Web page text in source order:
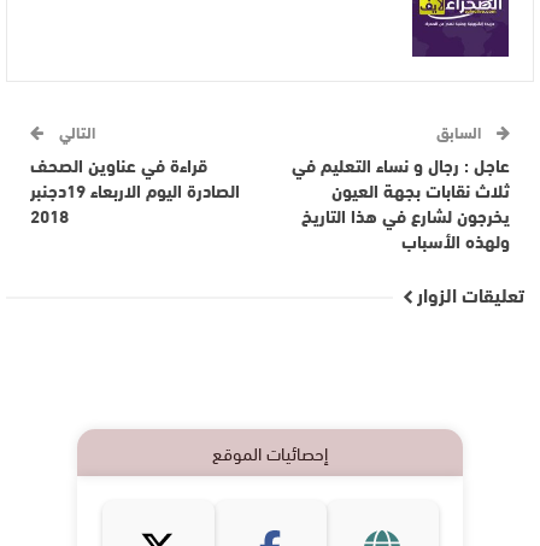
السابق
عاجل : رجال و نساء التعليم في
ثلاث نقابات بجهة العيون
يخرجون لشارع في هذا التاريخ
ولهذه الأسباب
التالي
قراءة في عناوين الصحف
الصادرة اليوم الاربعاء 19دجنبر
2018
تعليقات الزوار
إحصائيات الموقع